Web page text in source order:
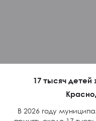
17 тысяч детей
В 2026 году